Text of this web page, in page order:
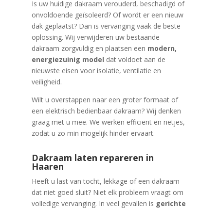
Is uw huidige dakraam verouderd, beschadigd of
onvoldoende geïsoleerd? Of wordt er een nieuw
dak geplaatst? Dan is vervanging vaak de beste
oplossing. Wij verwijderen uw bestaande
dakraam zorgvuldig en plaatsen een modern,
energiezuinig model dat voldoet aan de
nieuwste eisen voor isolatie, ventilatie en
veiligheid.
Wilt u overstappen naar een groter formaat of
een elektrisch bedienbaar dakraam? Wij denken
graag met u mee. We werken efficiënt en netjes,
zodat u zo min mogelijk hinder ervaart.
Dakraam laten repareren in
Haaren
Heeft u last van tocht, lekkage of een dakraam
dat niet goed sluit? Niet elk probleem vraagt om
volledige vervanging. In veel gevallen is gerichte